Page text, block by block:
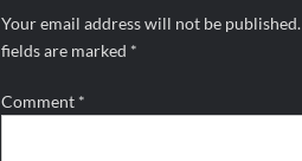
Your email address will not be published.
fields are marked *
Comment *